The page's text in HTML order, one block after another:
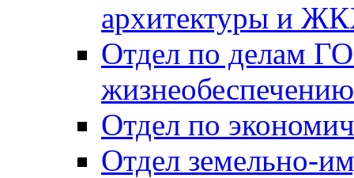
архитектуры и
Отдел по делам
Отдел по
Отдел земельно-